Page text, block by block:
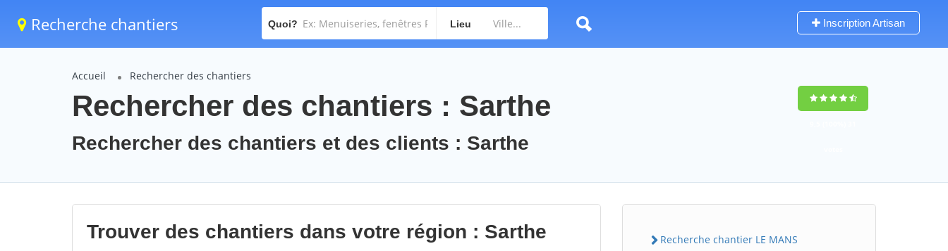
Recherche chantiers Quoi? Lieu Inscription Artisan
Accueil Rechercher des chantiers
Rechercher des chantiers : Sarthe
Rechercher des chantiers et des clients : Sarthe
Trouver des chantiers dans votre région : Sarthe Recherche chantier LE MANS